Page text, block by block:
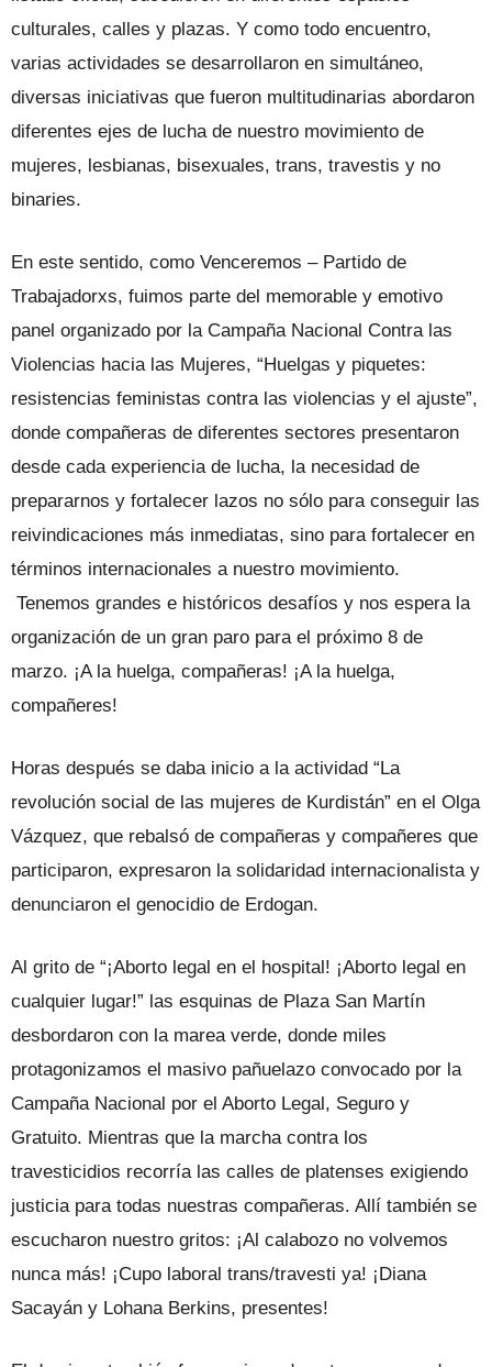
culturales, calles y plazas. Y como todo encuentro,
varias actividades se desarrollaron en simultáneo,
diversas iniciativas que fueron multitudinarias abordaron
diferentes ejes de lucha de nuestro movimiento de
mujeres, lesbianas, bisexuales, trans, travestis y no
binaries.
En este sentido, como Venceremos – Partido de
Trabajadorxs, fuimos parte del memorable y emotivo
panel organizado por la Campaña Nacional Contra las
Violencias hacia las Mujeres, “Huelgas y piquetes:
resistencias feministas contra las violencias y el ajuste”,
donde compañeras de diferentes sectores presentaron
desde cada experiencia de lucha, la necesidad de
prepararnos y fortalecer lazos no sólo para conseguir las
reivindicaciones más inmediatas, sino para fortalecer en
términos internacionales a nuestro movimiento.
Tenemos grandes e históricos desafíos y nos espera la
organización de un gran paro para el próximo 8 de
marzo. ¡A la huelga, compañeras! ¡A la huelga,
compañeres!
Horas después se daba inicio a la actividad “La
revolución social de las mujeres de Kurdistán” en el Olga
Vázquez, que rebalsó de compañeras y compañeres que
participaron, expresaron la solidaridad internacionalista y
denunciaron el genocidio de Erdogan.
Al grito de “¡Aborto legal en el hospital! ¡Aborto legal en
cualquier lugar!” las esquinas de Plaza San Martín
desbordaron con la marea verde, donde miles
protagonizamos el masivo pañuelazo convocado por la
Campaña Nacional por el Aborto Legal, Seguro y
Gratuito. Mientras que la marcha contra los
travesticidios recorría las calles de platenses exigiendo
justicia para todas nuestras compañeras. Allí también se
escucharon nuestro gritos: ¡Al calabozo no volvemos
nunca más! ¡Cupo laboral trans/travesti ya! ¡Diana
Sacayán y Lohana Berkins, presentes!